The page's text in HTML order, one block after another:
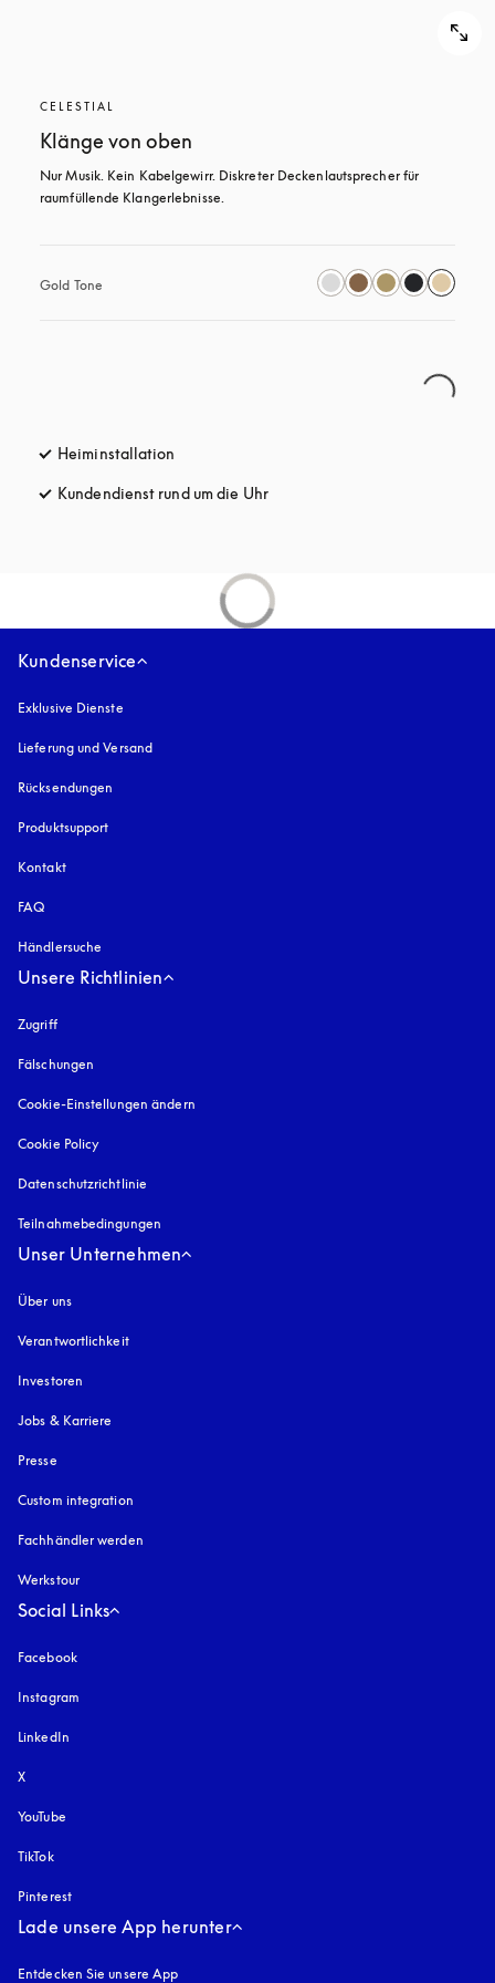
CELESTIAL
Klänge von oben
Nur Musik. Kein Kabelgewirr. Diskreter Deckenlautsprecher für
raumfüllende Klangerlebnisse.
Gold Tone
Heiminstallation
Kundendienst rund um die Uhröffnet sich in einem neuen Tab
Kundenservice
Exklusive Dienste
Lieferung und Versand
Rücksendungen
Produktsupport
Kontakt
FAQ
Händlersuche
Unsere Richtlinien
Zugrifföffnet sich in einem neuen Tab
Fälschungen
Cookie-Einstellungen ändern
Cookie Policy
Datenschutzrichtlinie
Teilnahmebedingungen
Unser Unternehmen
Über uns
Verantwortlichkeit
Investoren
Jobs & Karriere
Presse
Custom integration
Fachhändler werden
Werkstour
Social Links
Facebook
Instagram
LinkedIn
X
YouTube
TikTok
Pinterest
Lade unsere App herunter
Entdecken Sie unsere App